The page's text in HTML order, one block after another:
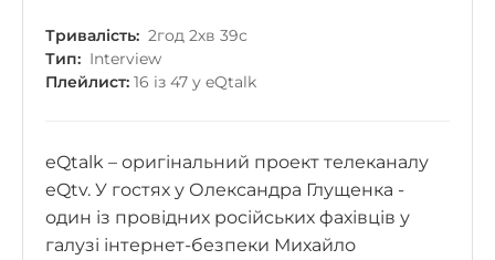
Тривалість: 2год 2хв 39с
Тип: Interview
Плейлист: 16 із 47 у eQtalk
eQtalk – оригінальний проект телеканалу
eQtv. У гостях у Олександра Глущенка -
один із провідних російських фахівців у
галузі інтернет-безпеки Михайло